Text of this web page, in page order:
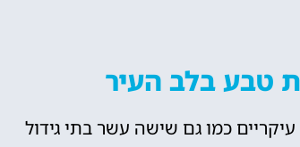
טבע בלב העיר
כמו גם שישה עשר בתי גידול